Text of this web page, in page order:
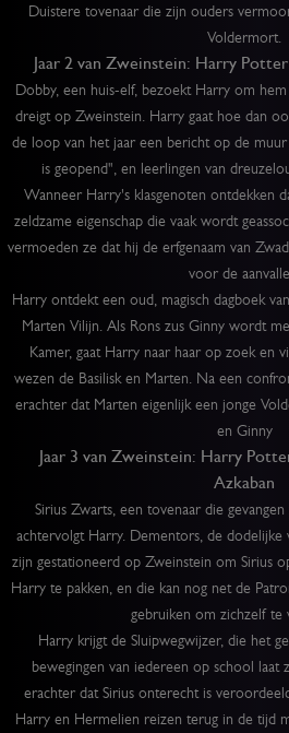
Duistere tovenaar die zijn ouders
Voldermort.
Jaar 2 van Zweinstein: Harry
Dobby, een huis-elf, bezoekt Harry om
dreigt op Zweinstein. Harry gaat hoe dan
de loop van het jaar een bericht op de
is geopend", en leerlingen van
Wanneer Harry's klasgenoten ontdekken
zeldzame eigenschap die vaak wordt
vermoeden ze dat hij de erfgenaam van
voor de
Harry ontdekt een oud, magisch dagboek
Marten Vilijn. Als Rons zus Ginny wordt
Kamer, gaat Harry naar haar op zoek en
wezen de Basilisk en Marten. Na een
erachter dat Marten eigenlijk een jonge
en Ginny
Jaar 3 van Zweinstein: Harry
Azkaban
Sirius Zwarts, een tovenaar die
achtervolgt Harry. Dementors, de dodelijke
zijn gestationeerd op Zweinstein om Sirius
Harry te pakken, en die kan nog net de
gebruiken om zichzelf te
Harry krijgt de Sluipwegwijzer, die het
bewegingen van iedereen op school
erachter dat Sirius onterecht is
Harry en Hermelien reizen terug in de tijd